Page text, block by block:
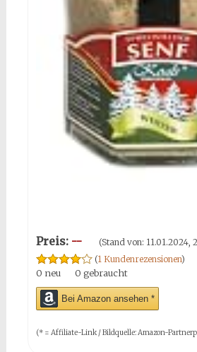
Preis: -- (Stand von: 11.01.2024,
(1 Kundenrezensionen)
0 neu 0 gebraucht
Bei Amazon ansehen *
(* = Affiliate-Link / Bildquelle: Amazon-